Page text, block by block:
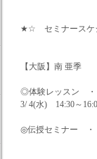
★☆ セミナース
【大阪】南 亜季
◎体験レッスン ・
3/ 4(水) 14:30～
◎伝授セミナー ・